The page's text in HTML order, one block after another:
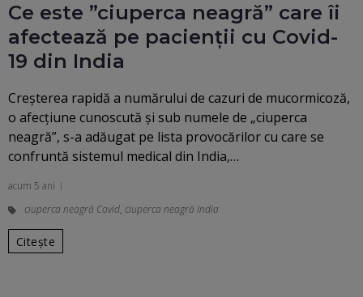
Ce este ”ciuperca neagră” care îi
afectează pe pacienții cu Covid-
19 din India
Creşterea rapidă a numărului de cazuri de mucormicoză,
o afecţiune cunoscută şi sub numele de „ciuperca
neagră”, s-a adăugat pe lista provocărilor cu care se
confruntă sistemul medical din India,…
acum 5 ani
ciuperca neagră Covid, ciuperca neagră India
Citește